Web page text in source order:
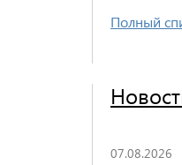
Полный
07.08.2026